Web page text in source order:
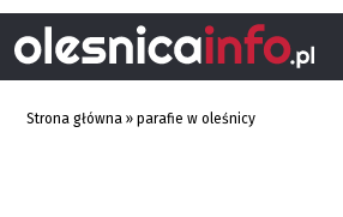
Strona główna »parafie w oleśnicy